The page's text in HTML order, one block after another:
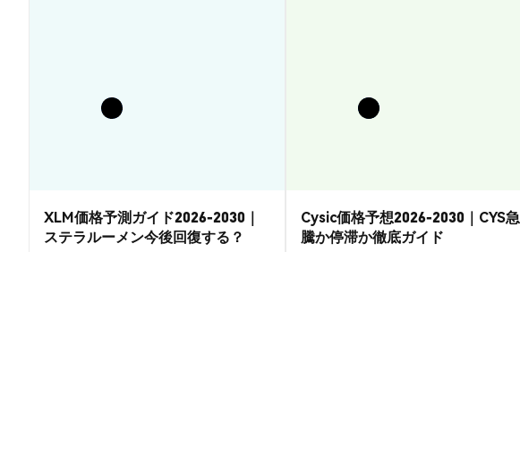
XLM価格予測ガイド2026-2030｜
ステラルーメン今後回復する？
Cysic価格予想2026-2030｜CYS急
騰か停滞か徹底ガイド